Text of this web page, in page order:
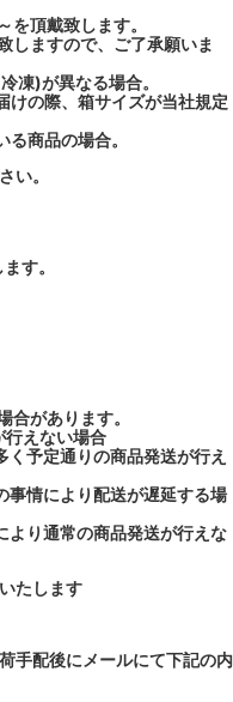
を頂戴致します。
しますので、ご了承願いま
凍)が異なる場合。
けの際、箱サイズが当社規定
る商品の場合。
い。
す。
合があります。
行えない場合
予定通りの商品発送が行え
事情により配送が遅延する場
より通常の商品発送が行えな
たします
手配後にメールにて下記の内